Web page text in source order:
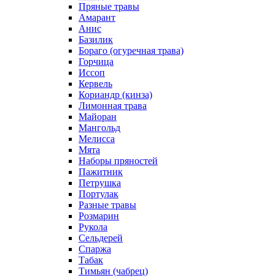
Пряные травы
Амарант
Анис
Базилик
Бораго (огуречная трава)
Горчица
Иссоп
Кервель
Кориандр (кинза)
Лимонная трава
Майоран
Мангольд
Мелисса
Мята
Наборы пряностей
Пажитник
Петрушка
Портулак
Разные травы
Розмарин
Рукола
Сельдерей
Спаржа
Табак
Тимьян (чабрец)